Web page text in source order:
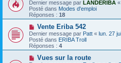
g
e
e
s
s
a
g
e
u
v
e
a
m
e
s
s
Dernier message par LANDERIBA «
Posté dans Modes d'emploi
Réponses : 18
N
o
u
v
e
a
Vente Eriba 542
Dernier message par Patt « lun. 27
Posté dans ERIBA Troll
Réponses : 4
NVues sur la route